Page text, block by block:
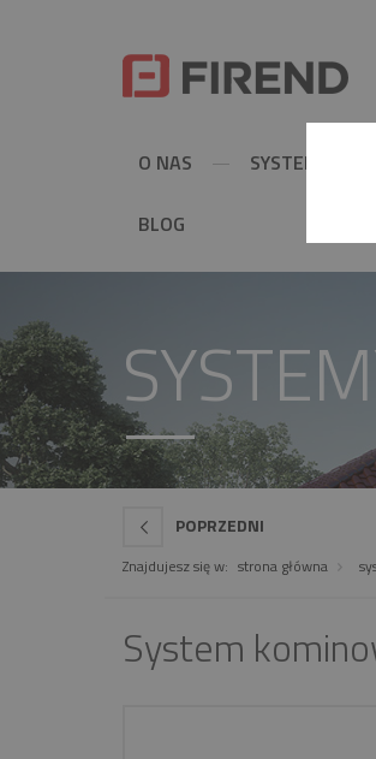
O NAS SYSTEMY
BLOG
POPRZEDNI
Znajdujesz się w: strona główna
System